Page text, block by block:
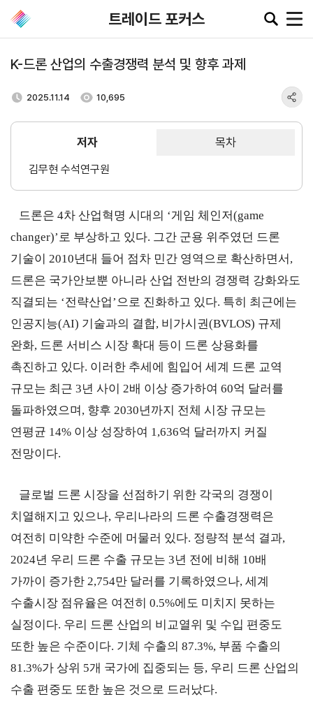
트레이드 포커스
공지·뉴스
공지사항
보도자료
포토뉴스
입찰공고
무역동
향
무역뉴스
뉴스레터
해외시장뉴스
해외시장동향
유관기관소식
환율뉴스
원자재
시장
정보
연구·통계·관세
국제무
역통상
연구원
연구원
소개
보고서
공급망센터
통상뉴스
수입규제
무역통
계
국내통계
해외통계
관세/
비관세
장벽
관세
지원·사업
협회사업
지원/혜택
교육/취업
K-드론 산업의 수출경쟁력 분석 및 향후 과제
2025.11.14 10,695
저자 목차
김무현 수석연구원
드론은 4차 산업혁명 시대의 ‘게임 체인저(game
changer)’로 부상하고 있다. 그간 군용 위주였던 드론
기술이 2010년대 들어 점차 민간 영역으로 확산하면서 ,
드론은 국가안보뿐 아니라 산업 전반의 경쟁력 강화와도
직결되는 ‘전략산업’으로 진화하고 있다. 특히 최근에는
인공지능(AI) 기술과의 결합, 비가시권(BVLOS) 규제
완화, 드론 서비스 시장 확대 등이 드론 상용화를
촉진하고 있다. 이러한 추세에 힘입어 세계 드론 교역
규모는 최근 3년 사이 2배 이상 증가하여 60억 달러를
돌파하였으며 , 향후 2030년까지 전체 시장 규모는
연평균 14% 이상 성장하여 1,636억 달러까지 커질
전망이다.
글로벌 드론 시장을 선점하기 위한 각국의 경쟁이
치열해지고 있으나, 우리나라의 드론 수출경쟁력은
여전히 미약한 수준에 머물러 있다. 정량적 분석 결과,
2024년 우리 드론 수출 규모는 3년 전에 비해 10배
가까이 증가한 2,754만 달러를 기록하였으나, 세계
수출시장 점유율은 여전히 0.5%에도 미치지 못하는
실정이다. 우리 드론 산업의 비교열위 및 수입 편중도
또한 높은 수준이다. 기체 수출의 87.3%, 부품 수출의
81.3%가 상위 5개 국가에 집중되는 등, 우리 드론 산업의
수출 편중도 또한 높은 것으로 드러났다.